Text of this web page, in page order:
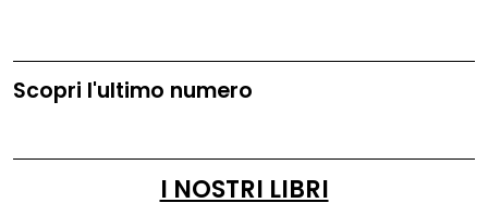
Scopri l'ultimo numero
I NOSTRI LIBRI